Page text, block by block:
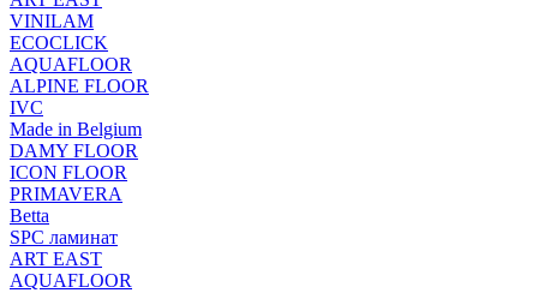
VINILAM
ECOCLICK
AQUAFLOOR
ALPINE FLOOR
IVC
Made in Belgium
DAMY FLOOR
ICON FLOOR
PRIMAVERA
Betta
SPC ламинат
ART EAST
AQUAFLOOR